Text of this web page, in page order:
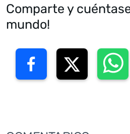
Comparte y
mundo!